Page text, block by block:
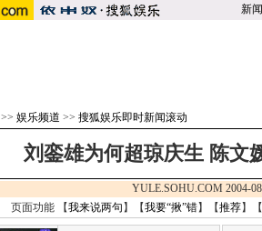
新闻
>> 娱乐频道 >> 搜狐娱乐即时新闻滚动
刘銮雄为何超琼庆生 陈文
YULE.SOHU.COM 2004-
页面功能 【我来说两句 】【我要“揪”错】【推荐】